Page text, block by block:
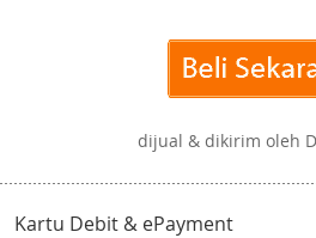
dijual & dikirim oleh
Kartu Debit & ePayment